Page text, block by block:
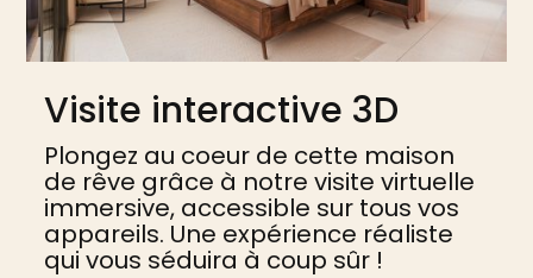
Visite interactive 3D
Plongez au coeur de cette maison
de rêve grâce à notre visite virtuelle
immersive, accessible sur tous vos
appareils. Une expérience réaliste
qui vous séduira à coup sûr !